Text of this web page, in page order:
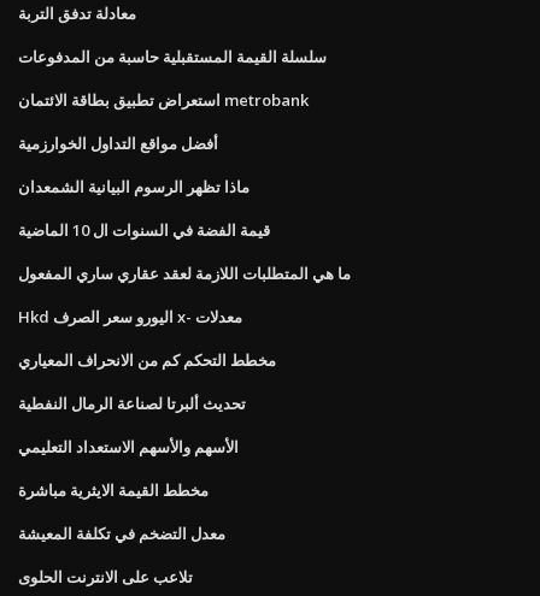
معادلة تدفق التربة
سلسلة القيمة المستقبلية حاسبة من المدفوعات
استعراض تطبيق بطاقة الائتمان metrobank
أفضل مواقع التداول الخوارزمية
ماذا تظهر الرسوم البيانية الشمعدان
قيمة الفضة في السنوات ال 10 الماضية
ما هي المتطلبات اللازمة لعقد عقاري ساري المفعول
Hkd اليورو سعر الصرف x- معدلات
مخطط التحكم كم من الانحراف المعياري
تحديث ألبرتا لصناعة الرمال النفطية
الأسهم والأسهم الاستعداد التعليمي
مخطط القيمة الايثرية مباشرة
معدل التضخم في تكلفة المعيشة
تلاعب على الانترنت الحلوى